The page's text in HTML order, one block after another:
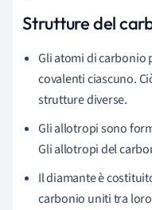
Strutture del
Gli atomi di carbonio
covalenti ciascuno.
strutture diverse.
Gli allotropi sono
Gli allotropi del
Il diamante è
carbonio uniti tra